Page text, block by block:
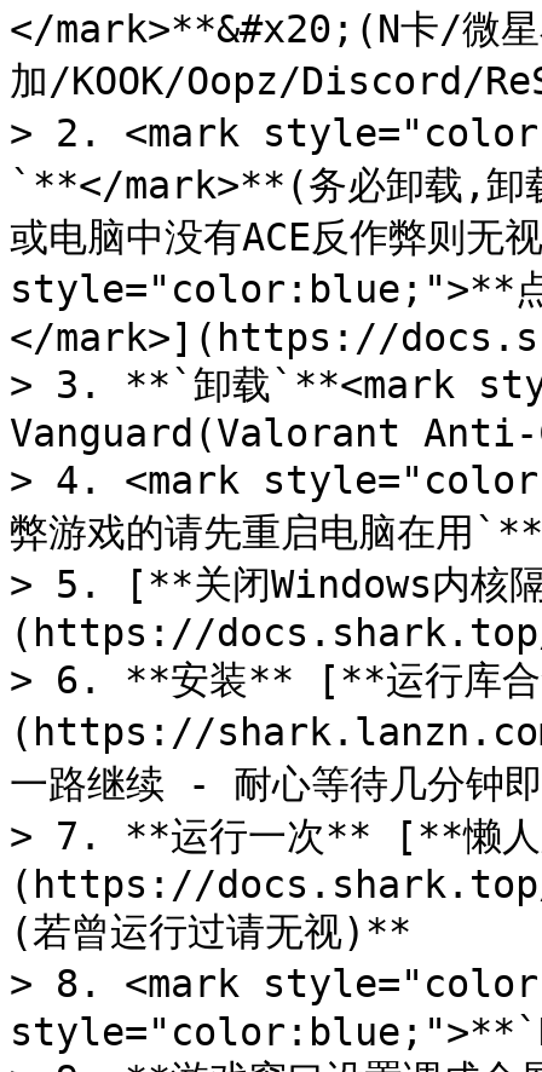
</mark>**&#x20;(N卡/微星
加/KOOK/Oopz/Discord/
> 2. <mark
`**</mark>**(务必卸载,卸
或电脑中没有ACE反作弊则
style="color:blue;">**点击
</mark>](https://
> 3. **`卸载`**<mark
Vanguard(Valorant
> 4. <mark
弊游戏的请先重启电脑在用
> 5. [**关闭Windows内核
(https://
> 6. **安装** [**运行库
(https://
一路继续 - 耐心等待几分钟
> 7. **运行一次** [**懒
(https://
(若曾运行过请无视)**
> 8. <mark